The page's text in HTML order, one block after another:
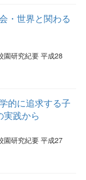
・世界と関わる
園研究紀要 平成28
的に追求する子
践から
園研究紀要 平成27